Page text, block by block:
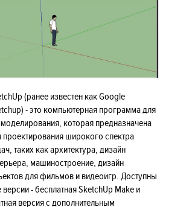
(ранее известен как Google
- это компьютерная программа для
которая предназначена
проектирования широкого спектра
таких как архитектура, дизайн
машиностроение, дизайн
для фильмов и видеоигр. Доступны
версии - бесплатная SketchUp Make и
версия с дополнительным